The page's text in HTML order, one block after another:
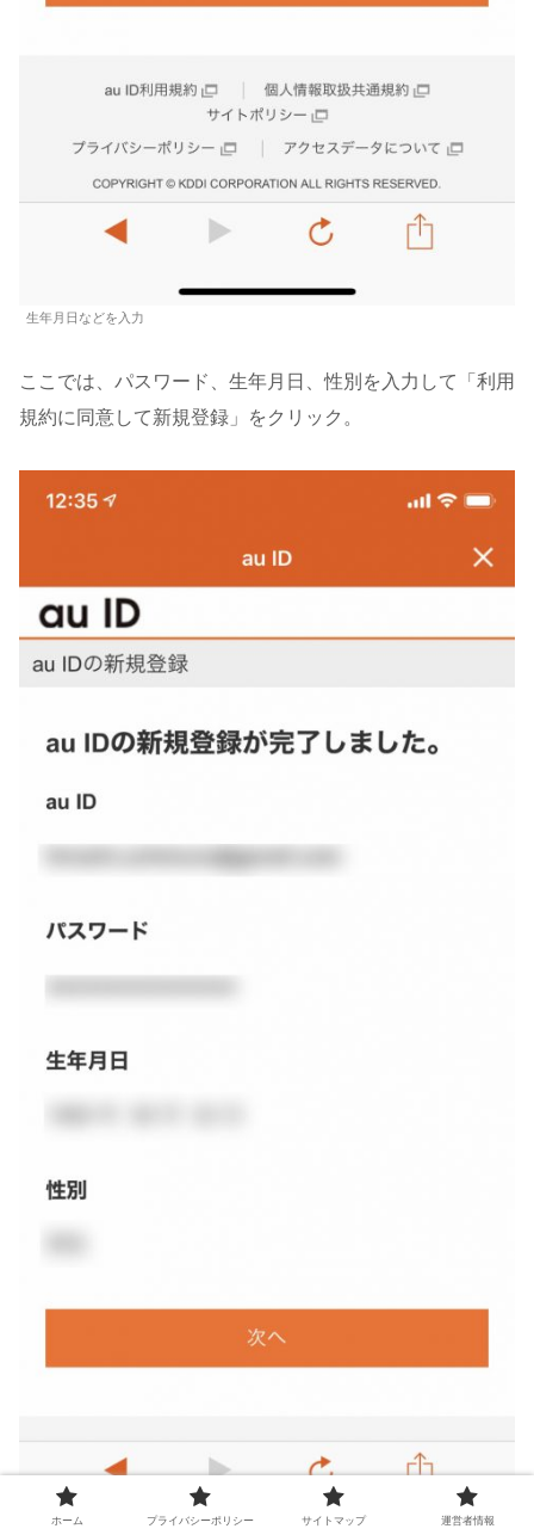
生年月日などを入力
ここでは、パスワード、生年月日、性別を入力して「利用
規約に同意して新規登録」をクリック。
ホーム プライバシーポリシー サイトマップ 運営者情報